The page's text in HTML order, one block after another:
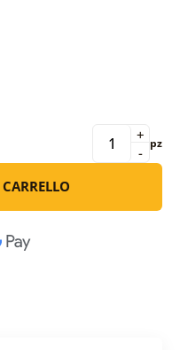
-
+ pz